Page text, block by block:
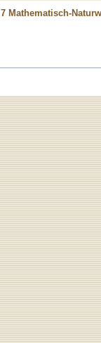
7 Mathematisch-